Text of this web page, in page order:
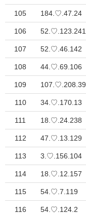
105 184.♡.47.24
106 52.♡.123.241
107 52.♡.46.142
108 44.♡.69.106
109 107.♡.208.39
110 34.♡.170.13
111 18.♡.24.238
112 47.♡.13.129
113 3.♡.156.104
114 18.♡.12.157
115 54.♡.7.119
116 54.♡.124.2